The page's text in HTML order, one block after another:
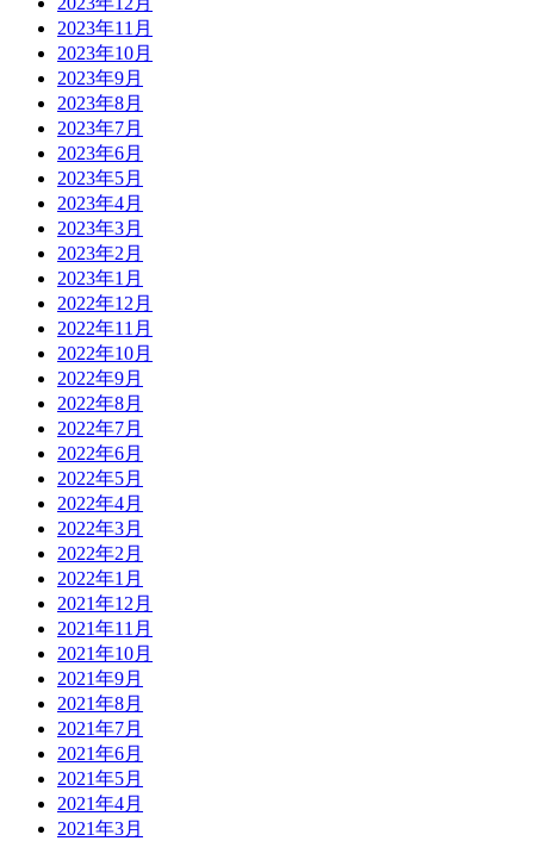
2023年11月
2023年10月
2023年9月
2023年8月
2023年7月
2023年6月
2023年5月
2023年4月
2023年3月
2023年2月
2023年1月
2022年12月
2022年11月
2022年10月
2022年9月
2022年8月
2022年7月
2022年6月
2022年5月
2022年4月
2022年3月
2022年2月
2022年1月
2021年12月
2021年11月
2021年10月
2021年9月
2021年8月
2021年7月
2021年6月
2021年5月
2021年4月
2021年3月